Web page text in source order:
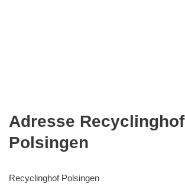
Adresse Recyclinghof
Polsingen
Recyclinghof Polsingen